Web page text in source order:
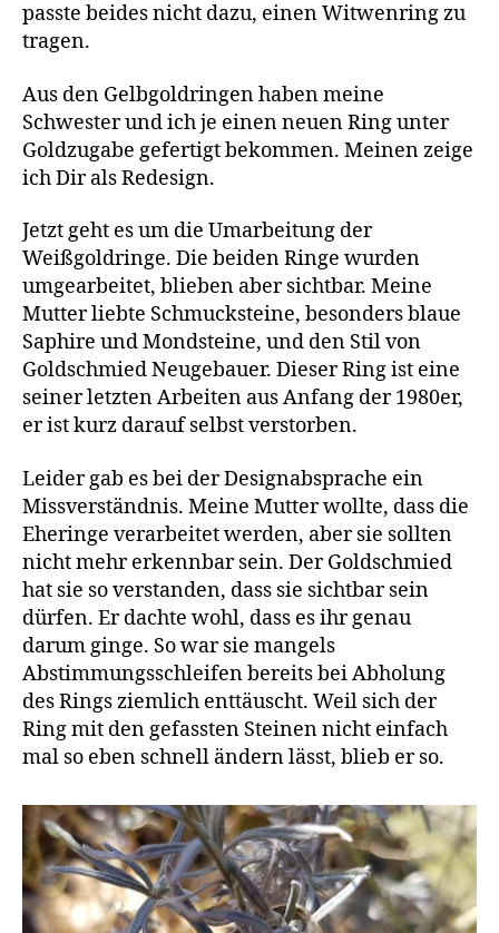
passte beides nicht dazu, einen Witwenring zu
tragen.
Aus den Gelbgoldringen haben meine
Schwester und ich je einen neuen Ring unter
Goldzugabe gefertigt bekommen. Meinen zeige
ich Dir als Redesign.
Jetzt geht es um die Umarbeitung der
Weißgoldringe. Die beiden Ringe wurden
umgearbeitet, blieben aber sichtbar. Meine
Mutter liebte Schmucksteine, besonders blaue
Saphire und Mondsteine, und den Stil von
Goldschmied Neugebauer. Dieser Ring ist eine
seiner letzten Arbeiten aus Anfang der 1980er,
er ist kurz darauf selbst verstorben.
Leider gab es bei der Designabsprache ein
Missverständnis. Meine Mutter wollte, dass die
Eheringe verarbeitet werden, aber sie sollten
nicht mehr erkennbar sein. Der Goldschmied
hat sie so verstanden, dass sie sichtbar sein
dürfen. Er dachte wohl, dass es ihr genau
darum ginge. So war sie mangels
Abstimmungsschleifen bereits bei Abholung
des Rings ziemlich enttäuscht. Weil sich der
Ring mit den gefassten Steinen nicht einfach
mal so eben schnell ändern lässt, blieb er so.